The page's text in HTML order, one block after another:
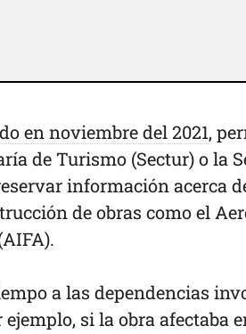
en noviembre del 2021,
de Turismo (Sectur) o la
información acerca
de obras como el
a las dependencias
si la obra afectaba